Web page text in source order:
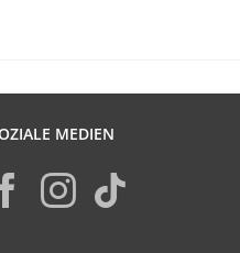
MEDIEN